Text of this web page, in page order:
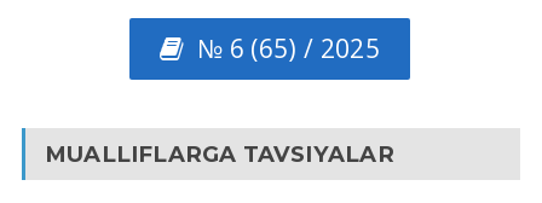
№ 6 (65) / 2025
MUALLIFLARGA TAVSIYALAR